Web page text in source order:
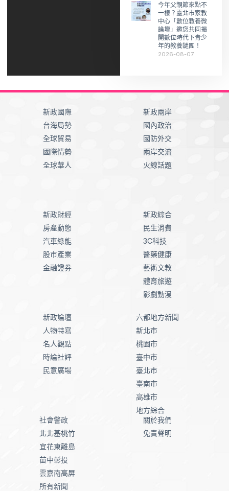
今年父親節來點不
一樣？臺北市家教
中心「數位教養微
論壇」邀您共同揭
開數位時代下青少
年的教養謎團！
2026-08-07
新政國際
台海局勢
全球貿易
國際情勢
全球華人
新政兩岸
國內政治
國防外交
兩岸交流
火線話題
新政財經
房產動態
汽車綠能
股市產業
金融證券
新政綜合
民生消費
3C科技
醫藥健康
藝術文教
體育旅遊
影劇動漫
新政論壇
人物特寫
名人觀點
時論社評
民意廣場
六都地方新聞
新北市
桃園市
臺中市
臺北市
臺南市
高雄市
地方綜合
社會警政
北北基桃竹
宜花東離島
苗中彰投
雲嘉南高屏
所有新聞
關於我們
免責聲明